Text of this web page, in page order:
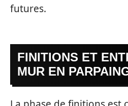
futures.
FINITIONS ET
MUR EN